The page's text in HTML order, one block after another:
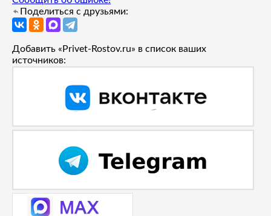
Поделиться с друзьями:
Добавить «Privet-Rostov.ru» в список ваших
источников: